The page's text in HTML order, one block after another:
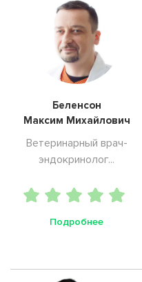
Беленсон
Максим Михайлович
Ветеринарный врач-
эндокринолог...
Подробнее